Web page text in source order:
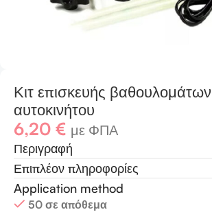
Κιτ επισκευής βαθουλομάτων
αυτοκινήτου
6,20 € με ΦΠΑ
Περιγραφή
Επιπλέον πληροφορίες
Application method
50 σε απόθεμα